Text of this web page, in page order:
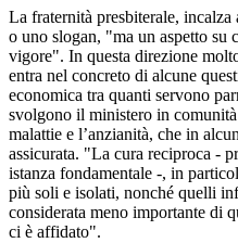
La fraternità presbiterale,
o uno slogan, "ma un aspetto su
vigore". In questa direzione
entra nel concreto di alcune
economica tra quanti servono
svolgono il ministero in
malattie e l’anzianità, che in
assicurata. "La cura reciproca -
istanza fondamentale -, in
più soli e isolati, nonché quelli
considerata meno importante di
ci è affidato".